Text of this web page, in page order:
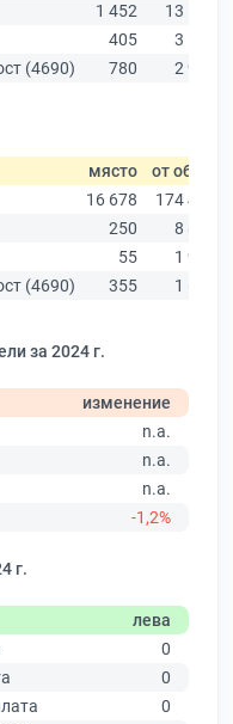
1 452
13 529
405
3 136
(4690)
780 2 922
място от общо
16 678
174 403
250
8 826
55
1 963
(4690)
355 1 619
за 2024 г.
изменение
n.a.
n.a.
n.a.
-1,2%
г.
лева
0
0
0